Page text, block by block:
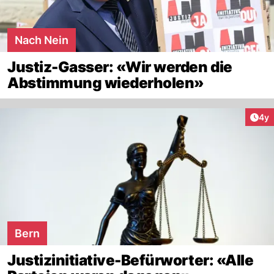
Nach Nein
Justiz-Gasser: «Wir werden die
Abstimmung wiederholen»
4y
Bern
Justizinitiative-Befürworter: «Alle